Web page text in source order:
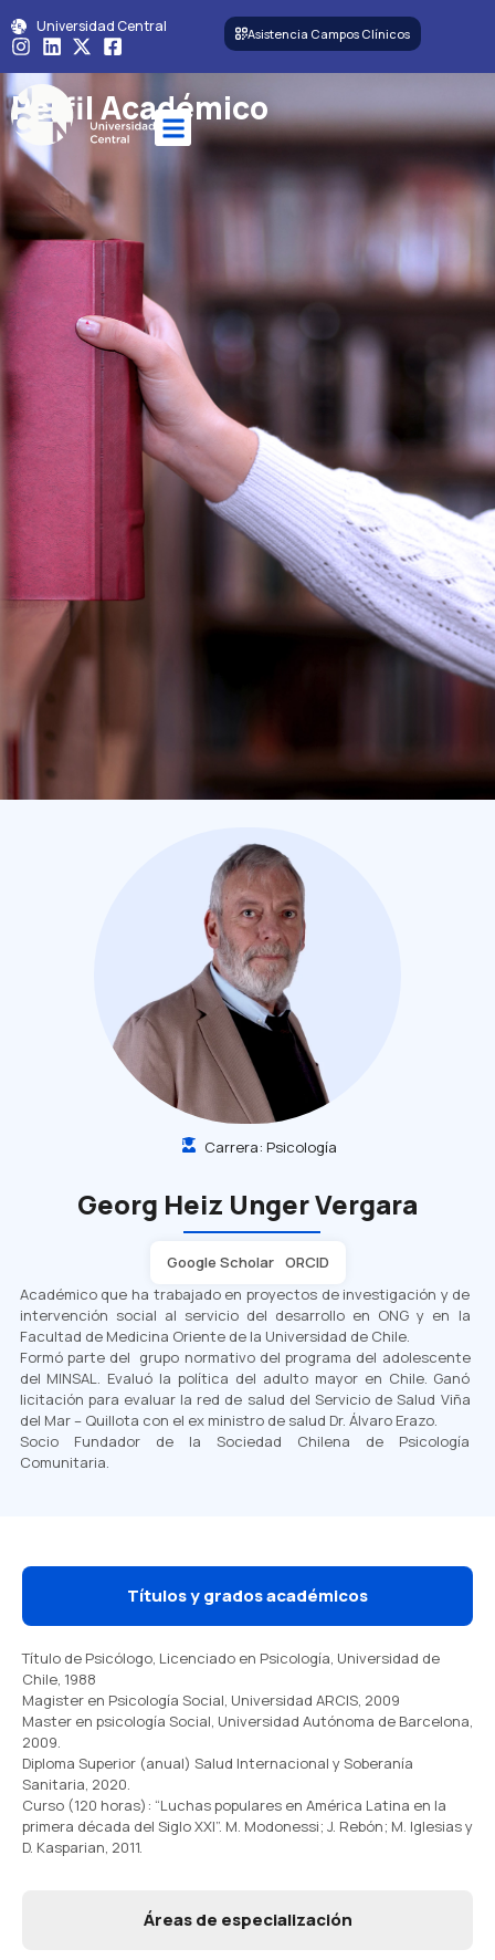
Universidad Central Asistencia Campos Clínicos
Perfil Académico
Carrera: Psicología
Georg Heiz Unger Vergara
Google Scholar ORCID
Académico que ha trabajado en proyectos de investigación y de
intervención social al servicio del desarrollo en ONG y en la
Facultad de Medicina Oriente de la Universidad de Chile.
Formó parte del grupo normativo del programa del adolescente
del MINSAL. Evaluó la política del adulto mayor en Chile. Ganó
licitación para evaluar la red de salud del Servicio de Salud Viña
del Mar – Quillota con el ex ministro de salud Dr. Álvaro Erazo.
Socio Fundador de la Sociedad Chilena de Psicología
Comunitaria.
Títulos y grados académicos
Áreas de especialización
Título de Psicólogo, Licenciado en Psicología, Universidad de
Chile, 1988
Magister en Psicología Social, Universidad ARCIS, 2009
Master en psicología Social, Universidad Autónoma de Barcelona,
2009.
Diploma Superior (anual) Salud Internacional y Soberanía
Sanitaria, 2020.
Curso (120 horas): “Luchas populares en América Latina en la
primera década del Siglo XXI”. M. Modonessi; J. Rebón; M. Iglesias y
D. Kasparian, 2011.